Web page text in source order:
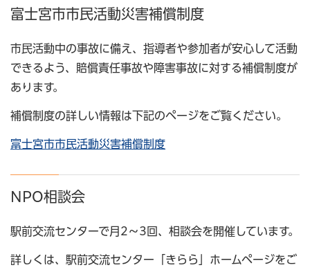
富士宮市市民活動災害補償制度
市民活動中の事故に備え、指導者や参加者が安心して活動
できるよう、賠償責任事故や障害事故に対する補償制度が
あります。
補償制度の詳しい情報は下記のページをご覧ください。
富士宮市市民活動災害補償制度
NPO相談会
駅前交流センターで月2～3回、相談会を開催しています。
詳しくは、駅前交流センター「きらら」ホームページをご